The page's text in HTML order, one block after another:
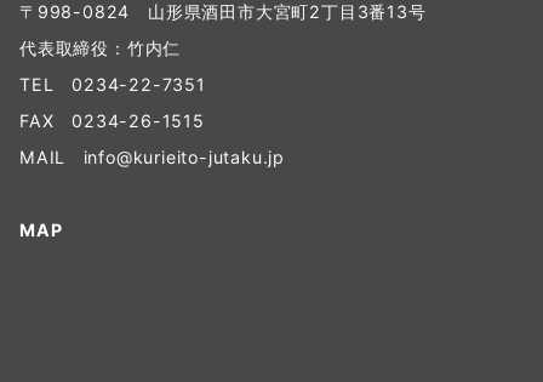
〒998-0824 山形県酒田市大宮町2丁目3番13号
代表取締役：竹内仁
TEL 0234-22-7351
FAX 0234-26-1515
MAIL info@kurieito-jutaku.jp
MAP